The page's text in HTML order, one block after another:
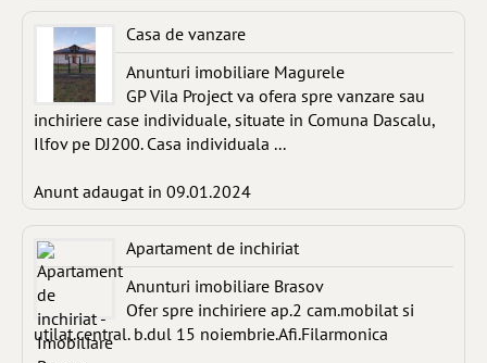
Casa de vanzare
Anunturi imobiliare Magurele
GP Vila Project va ofera spre vanzare sau
inchiriere case individuale, situate in Comuna Dascalu,
Ilfov pe DJ200. Casa individuala ...
Anunt adaugat in 09.01.2024
Apartament de inchiriat
Anunturi imobiliare Brasov
Ofer spre inchiriere ap.2 cam.mobilat si
utilat.central. b.dul 15 noiembrie.Afi.Filarmonica